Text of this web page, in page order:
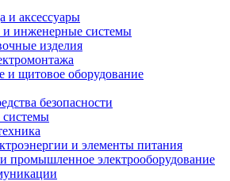
и аксессуары
и инженерные системы
изделия
и щитовое оборудование
безопасности
системы
и элементы питания
промышленное электрооборудование